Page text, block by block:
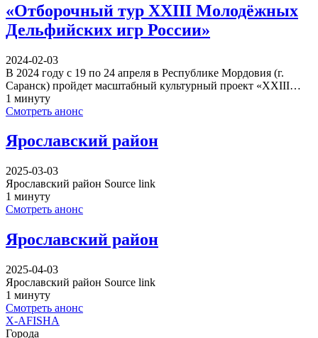
«Отборочный тур XXIII Молодёжных
Дельфийских игр России»
2024-02-03
В 2024 году с 19 по 24 апреля в Республике Мордовия (г.
Саранск) пройдет масштабный культурный проект «XXIII…
1 минуту
Смотреть анонс
Ярославский район
2025-03-03
Ярославский район Source link
1 минуту
Смотреть анонс
Ярославский район
2025-04-03
Ярославский район Source link
1 минуту
Смотреть анонс
X-AFISHA
Города